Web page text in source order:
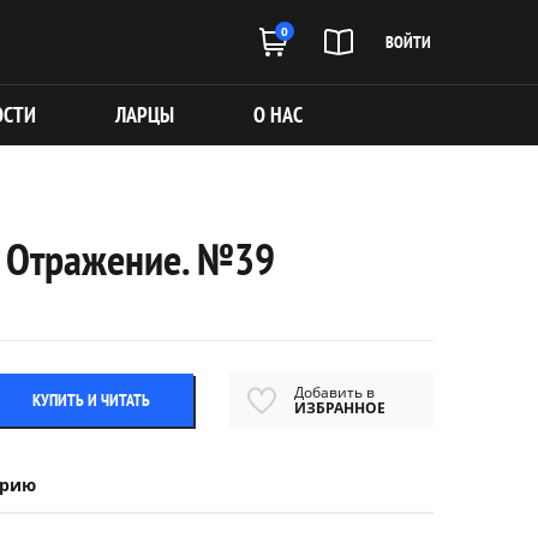
0 ВОЙТИ
ЛАРЦЫ О НАС
Отражение. №39
КУПИТЬ И ЧИТАТЬ Добавить в
ИЗБРАННОЕ